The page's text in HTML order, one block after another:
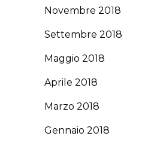
Novembre 2018
Settembre 2018
Maggio 2018
Aprile 2018
Marzo 2018
Gennaio 2018